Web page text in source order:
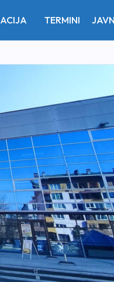
TERMINI